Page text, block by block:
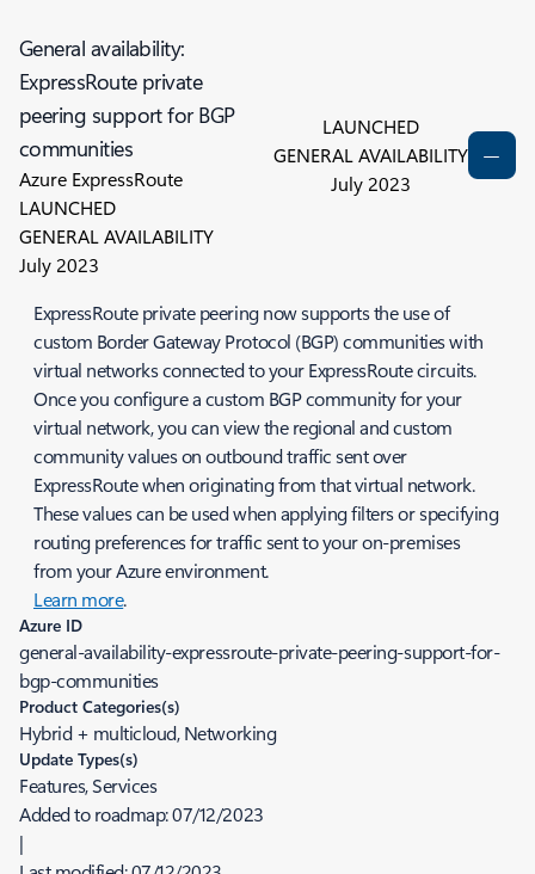
General availability:
ExpressRoute private
peering support for BGP
communities
Azure ExpressRoute
LAUNCHED
GENERAL AVAILABILITY
July 2023
LAUNCHED
GENERAL AVAILABILITY
July 2023
ExpressRoute private peering now supports the use of
custom Border Gateway Protocol (BGP) communities with
virtual networks connected to your ExpressRoute circuits.
Once you configure a custom BGP community for your
virtual network, you can view the regional and custom
community values on outbound traffic sent over
ExpressRoute when originating from that virtual network.
These values can be used when applying filters or specifying
routing preferences for traffic sent to your on-premises
from your Azure environment.
Learn more.
Azure ID
general-availability-expressroute-private-peering-support-for-
bgp-communities
Product Categories(s)
Hybrid + multicloud, Networking
Update Types(s)
Features, Services
Added to roadmap:07/12/2023
|